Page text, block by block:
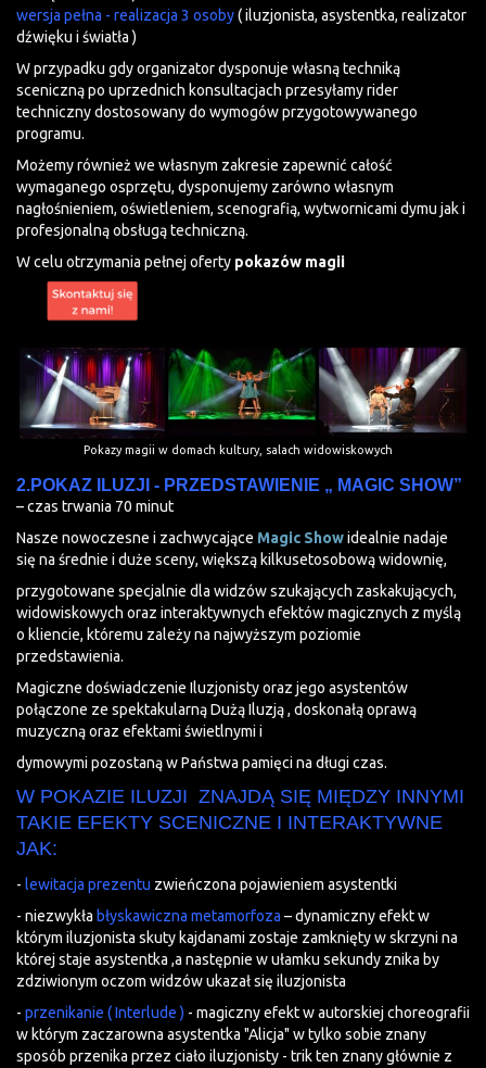
wersja pełna - realizacja 3 osoby( iluzjonista, asystentka, realizator
dźwięku i światła )
W przypadku gdy organizator dysponuje własną techniką
sceniczną po uprzednich konsultacjach przesyłamy rider
techniczny dostosowany do wymogów przygotowywanego
programu.
Możemy również we własnym zakresie zapewnić całość
wymaganego osprzętu, dysponujemy zarówno własnym
nagłośnieniem, oświetleniem, scenografią, wytwornicami dymu jak i
profesjonalną obsługą techniczną.
W celu otrzymania pełnej oferty pokazów magii
Pokazy magii w domach kultury, salach widowiskowych
2.POKAZ ILUZJI - PRZEDSTAWIENIE „ MAGIC SHOW”
– czas trwania 70 minut
Nasze nowoczesne i zachwycające Magic Showidealnie nadaje
się na średnie i duże sceny, większą kilkusetosobową widownię,
przygotowane specjalnie dla widzów szukających zaskakujących,
widowiskowych oraz interaktywnych efektów magicznych z myślą
o kliencie, któremu zależy na najwyższym poziomie
przedstawienia.
Magiczne doświadczenie Iluzjonisty oraz jego asystentów
połączone ze spektakularną Dużą Iluzją , doskonałą oprawą
muzyczną oraz efektami świetlnymi i
dymowymi pozostaną w Państwa pamięci na długi czas.
W POKAZIE ILUZJI ZNAJDĄ SIĘ MIĘDZY INNYMI
TAKIE EFEKTY SCENICZNE I INTERAKTYWNE
JAK:
- lewitacja prezentu zwieńczona pojawieniem asystentki
- niezwykła błyskawiczna metamorfoza – dynamiczny efekt w
którym iluzjonista skuty kajdanami zostaje zamknięty w skrzyni na
której staje asystentka ,a następnie w ułamku sekundy znika by
zdziwionym oczom widzów ukazał się iluzjonista
- przenikanie ( Interlude ) - magiczny efekt w autorskiej choreografii
w którym zaczarowna asystentka "Alicja" w tylko sobie znany
sposób przenika przez ciało iluzjonisty - trik ten znany głównie z